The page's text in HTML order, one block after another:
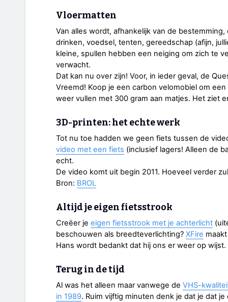
Vloermatten
Van alles wordt, afhankelijk van de
drinken, voedsel, tenten, gereedschap (afijn,
kleine, spullen hebben een neiging om zich te
verwacht.
Dat kan nu over zijn! Voor, in ieder geval, de
Vreemd! Koop je een carbon velomobiel om
weer vullen met 300 gram aan matjes. Het ziet
3D-printen: het echte werk
Tot nu toe hadden we geen fiets tussen de
video met een fiets (inclusief lagers! Alleen de
echt.
De video komt uit begin 2011. Hoeveel verder
Bron: BROL
Altijd je eigen fietsstrook
Creëer je eigen fietsstrook met je achterlicht
beschouwen als breedteverlichting? XFire
Hans wordt bedankt dat hij ons er weer op wijst.
Terug in de tijd
Al was het alleen maar vanwege de VHS-
in 1989. Ruim vijftig minuten denk je dat je dat